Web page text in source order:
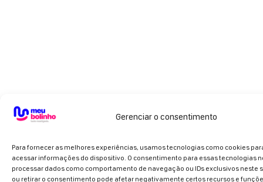
Gerenciar o consentimento
Para fornecer as melhores experiências, usamos tecnologias como cookies
acessar informações do dispositivo. O consentimento para essas tecnologias
processar dados como comportamento de navegação ou IDs exclusivos neste
ou retirar o consentimento pode afetar negativamente certos recursos e